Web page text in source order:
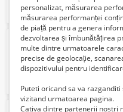
jack
1500 Lei
personalizat, măsurarea
măsurarea performanței
de piață pentru a genera
dezvoltarea și îmbunătățirea
multe dintre urmatoarele
precise de geolocație,
dispozitivului pentru
Puteti oricand sa va
vizitand urmatoarea pagina.
Cativa dintre partenerii nostri